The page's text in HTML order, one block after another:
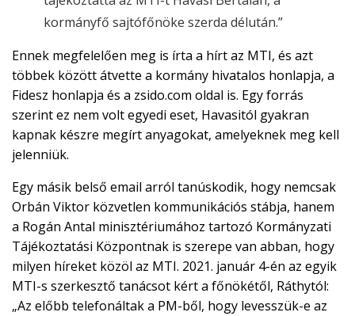
kormányfő sajtófőnöke szerda délután.”
Ennek megfelelően meg is írta a hírt az MTI, és azt
többek között átvette a kormány hivatalos honlapja, a
Fidesz honlapja és a zsido.com oldal is. Egy forrás
szerint ez nem volt egyedi eset, Havasitól gyakran
kapnak készre megírt anyagokat, amelyeknek meg kell
jelenniük.
Egy másik belső email arról tanúskodik, hogy nemcsak
Orbán Viktor közvetlen kommunikációs stábja, hanem
a Rogán Antal minisztériumához tartozó Kormányzati
Tájékoztatási Központnak is szerepe van abban, hogy
milyen híreket közöl az MTI. 2021. január 4-én az egyik
MTI-s szerkesztő tanácsot kért a főnökétől, Ráthytól:
„Az előbb telefonáltak a PM-ből, hogy levesszük-e az